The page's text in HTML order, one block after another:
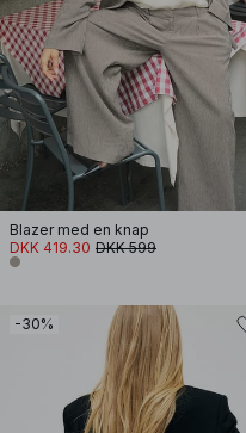
Blazer med en knap
DKK 419.30 DKK 599
-30%